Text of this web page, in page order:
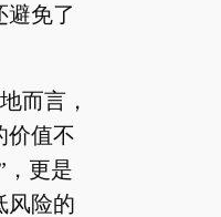
避免了
而言，
价值不
，更是
风险的